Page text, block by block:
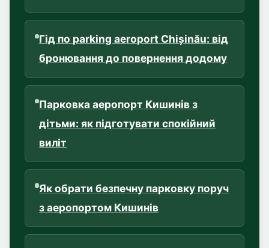
Гід по parking aeroport Chișinău: від
бронювання до повернення додому
Парковка аеропорт Кишинів з
дітьми: як підготувати спокійний
виліт
Як обрати безпечну парковку поруч
з аеропортом Кишинів